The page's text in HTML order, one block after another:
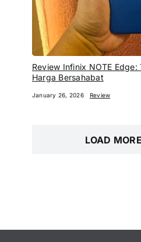
Review Infinix NOTE
Harga Bersahabat
January 26, 2026 Review
LOAD